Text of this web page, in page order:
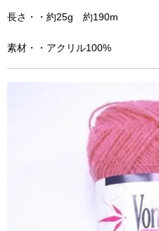
長さ・・約25g 約190m
素材・・アクリル100%